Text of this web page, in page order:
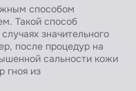
способом
Такой способ
значительного
после процедур на
сальности кожи
гноя из